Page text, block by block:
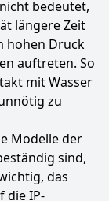
bedeutet,
längere Zeit
hohen Druck
auftreten. So
mit Wasser
zu
Modelle der
sind,
das
die IP-